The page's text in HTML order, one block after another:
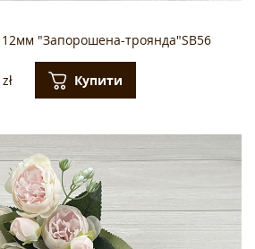
12мм "Запорошена-троянда"SB56
Купити